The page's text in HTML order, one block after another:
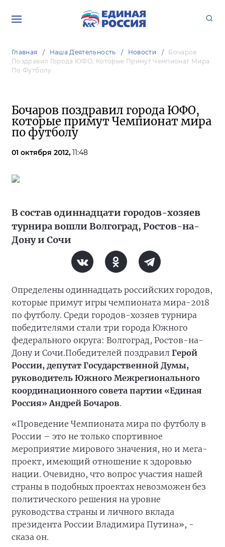
Главная Наша Деятельность Новости
Бочаров
Поздравил Города ЮФО, Которые Примут Чемпионат Мира
По Футболу
Бочаров поздравил города ЮФО,
которые примут Чемпионат мира
по футболу
01 октября 2012, 11:48
В состав одиннадцати городов-хозяев
турнира вошли Волгоград, Ростов-на-
Дону и Сочи
Определены одиннадцать российских городов,
которые примут игры чемпионата мира-2018
по футболу. Среди городов-хозяев турнира
победителями стали три города Южного
федерального округа: Волгоград, Ростов-на-
Дону и Сочи.Победителей поздравил Герой
России, депутат Государственной Думы,
руководитель Южного Межрегионального
координационного совета партии «Единая
Россия» Андрей Бочаров.
«Проведение Чемпионата мира по футболу в
России – это не только спортивное
мероприятие мирового значения, но и мега-
проект, имеющий отношение к здоровью
нации. Очевидно, что вопрос участия нашей
страны в подобных проектах невозможен без
политического решения на уровне
руководства страны и личного вклада
президента России Владимира Путина», -
сказа он.